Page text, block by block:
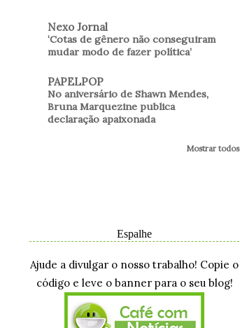
Nexo Jornal
‘Cotas de gênero não conseguiram
mudar modo de fazer política’
PAPELPOP
No aniversário de Shawn Mendes,
Bruna Marquezine publica
declaração apaixonada
Mostrar todos
Espalhe
Ajude a divulgar o nosso trabalho! Copie o
código e leve o banner para o seu blog!